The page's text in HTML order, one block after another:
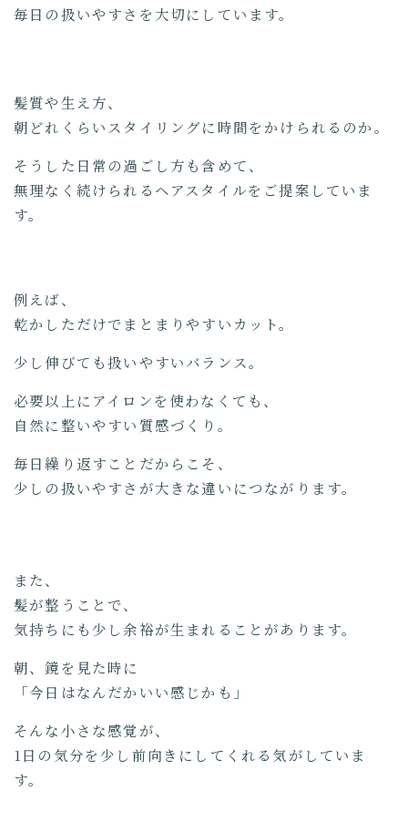
毎日の扱いやすさを大切にしています。
髪質や生え方、
朝どれくらいスタイリングに時間をかけられるのか。
そうした日常の過ごし方も含めて、
無理なく続けられるヘアスタイルをご提案していま
す。
例えば、
乾かしただけでまとまりやすいカット。
少し伸びても扱いやすいバランス。
必要以上にアイロンを使わなくても、
自然に整いやすい質感づくり。
毎日繰り返すことだからこそ、
少しの扱いやすさが大きな違いにつながります。
また、
髪が整うことで、
気持ちにも少し余裕が生まれることがあります。
朝、鏡を見た時に
「今日はなんだかいい感じかも」
そんな小さな感覚が、
1日の気分を少し前向きにしてくれる気がしていま
す。